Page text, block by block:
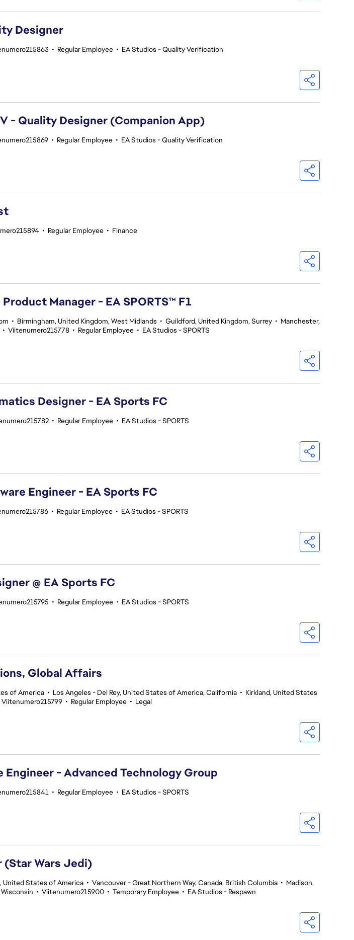
Designer
• Regular Employee • EA Studios - Quality Verification
- Quality Designer (Companion App)
• Regular Employee • EA Studios - Quality Verification
• Regular Employee • Finance
Manager - EA SPORTS™ F1
• Birmingham, United Kingdom, West Midlands • Guildford, United Kingdom, Surrey • Manchester,
• Viitenumero215778 • Regular Employee • EA Studios - SPORTS
Designer - EA Sports FC
• Regular Employee • EA Studios - SPORTS
Engineer - EA Sports FC
• Regular Employee • EA Studios - SPORTS
@ EA Sports FC
• Regular Employee • EA Studios - SPORTS
Global Affairs
of America • Los Angeles - Del Rey, United States of America, California • Kirkland, United States
Viitenumero215799 • Regular Employee • Legal
Engineer - Advanced Technology Group
• Regular Employee • EA Studios - SPORTS
(Star Wars Jedi)
United States of America • Vancouver - Great Northern Way, Canada, British Columbia • Madison,
• Viitenumero215900 • Temporary Employee • EA Studios - Respawn